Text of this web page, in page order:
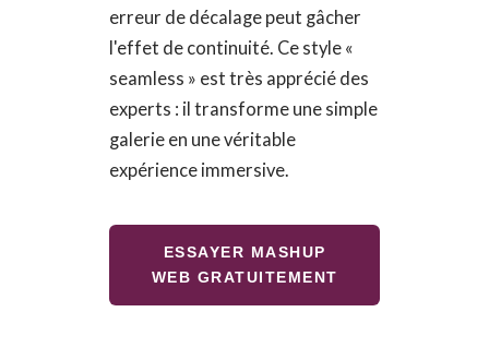
erreur de décalage peut gâcher
l'effet de continuité. Ce style «
seamless » est très apprécié des
experts : il transforme une simple
galerie en une véritable
expérience immersive.
ESSAYER MASHUP
WEB GRATUITEMENT